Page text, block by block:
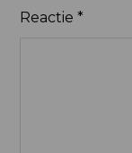
Reactie*